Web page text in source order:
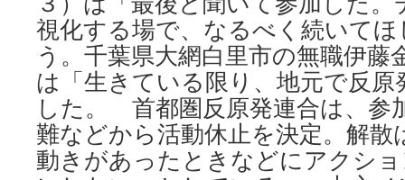
視化する場で、なるべく続いて
う。千葉県大網白里市の無職伊藤
は「生きている限り、地元で反
した。 首都圏反原発連合は、参
難などから活動休止を決定。解散
動きがあったときなどにアクシ